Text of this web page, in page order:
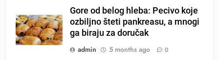
Gore od belog hleba: Pecivo koje
ozbiljno šteti pankreasu, a mnogi
ga biraju za doručak
admin
5 months ago 0